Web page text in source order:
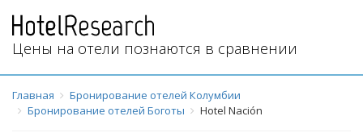
Цены на отели познаются в сравнении
Главная
Бронирование отелей Колумбии
Бронирование отелей Боготы
Hotel Nación